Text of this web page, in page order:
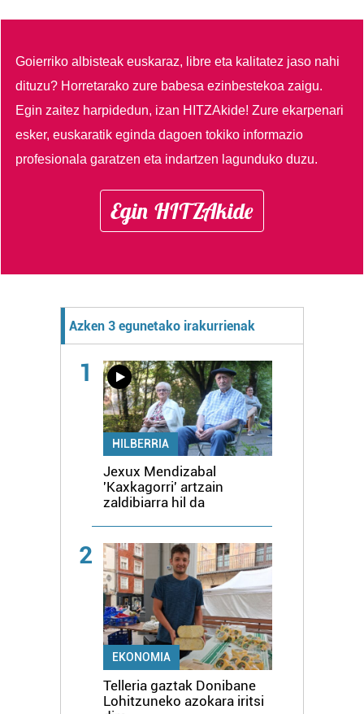
Goierriko albisteak euskaraz, libre eta kalitatez jaso nahi
dituzu? Horretarako zure babesa ezinbestekoa zaigu.
Egin zaitez harpidedun, izan HITZAkide!Zure ekarpenari
esker, euskaratik eginda dagoen tokiko informazio
profesionala garatzen eta indartzen lagunduko duzu.
Egin HITZAkide
Azken 3 egunetako irakurrienak
1
HILBERRIA
Jexux Mendizabal
'Kaxkagorri' artzain
zaldibiarra hil da
2
EKONOMIA
Telleria gaztak Donibane
Lohitzuneko azokara iritsi